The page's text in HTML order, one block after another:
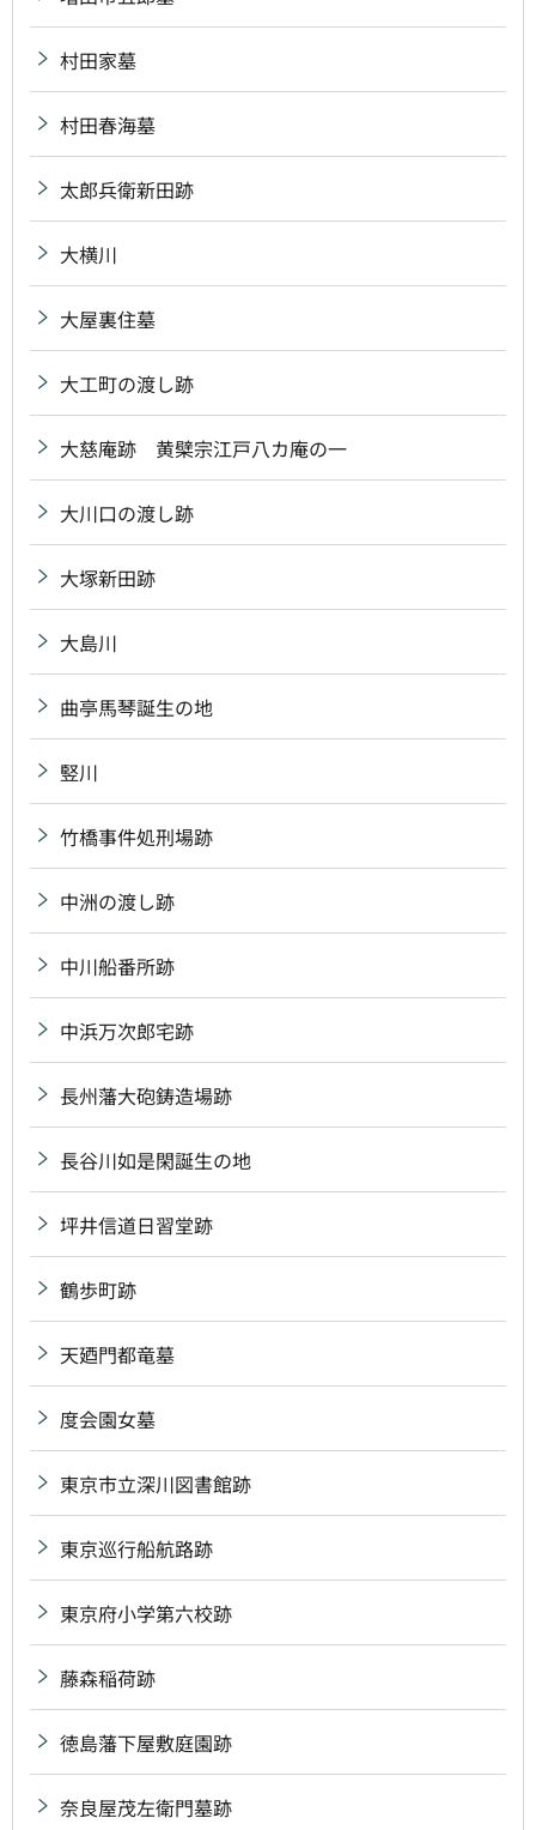
村田家墓
村田春海墓
太郎兵衛新田跡
大横川
大屋裏住墓
大工町の渡し跡
大慈庵跡 黄檗宗江戸八カ庵の一
大川口の渡し跡
大塚新田跡
大島川
曲亭馬琴誕生の地
竪川
竹橋事件処刑場跡
中洲の渡し跡
中川船番所跡
中浜万次郎宅跡
長州藩大砲鋳造場跡
長谷川如是閑誕生の地
坪井信道日習堂跡
鶴歩町跡
天廼門都竜墓
度会園女墓
東京市立深川図書館跡
東京巡行船航路跡
東京府小学第六校跡
藤森稲荷跡
徳島藩下屋敷庭園跡
奈良屋茂左衛門墓跡